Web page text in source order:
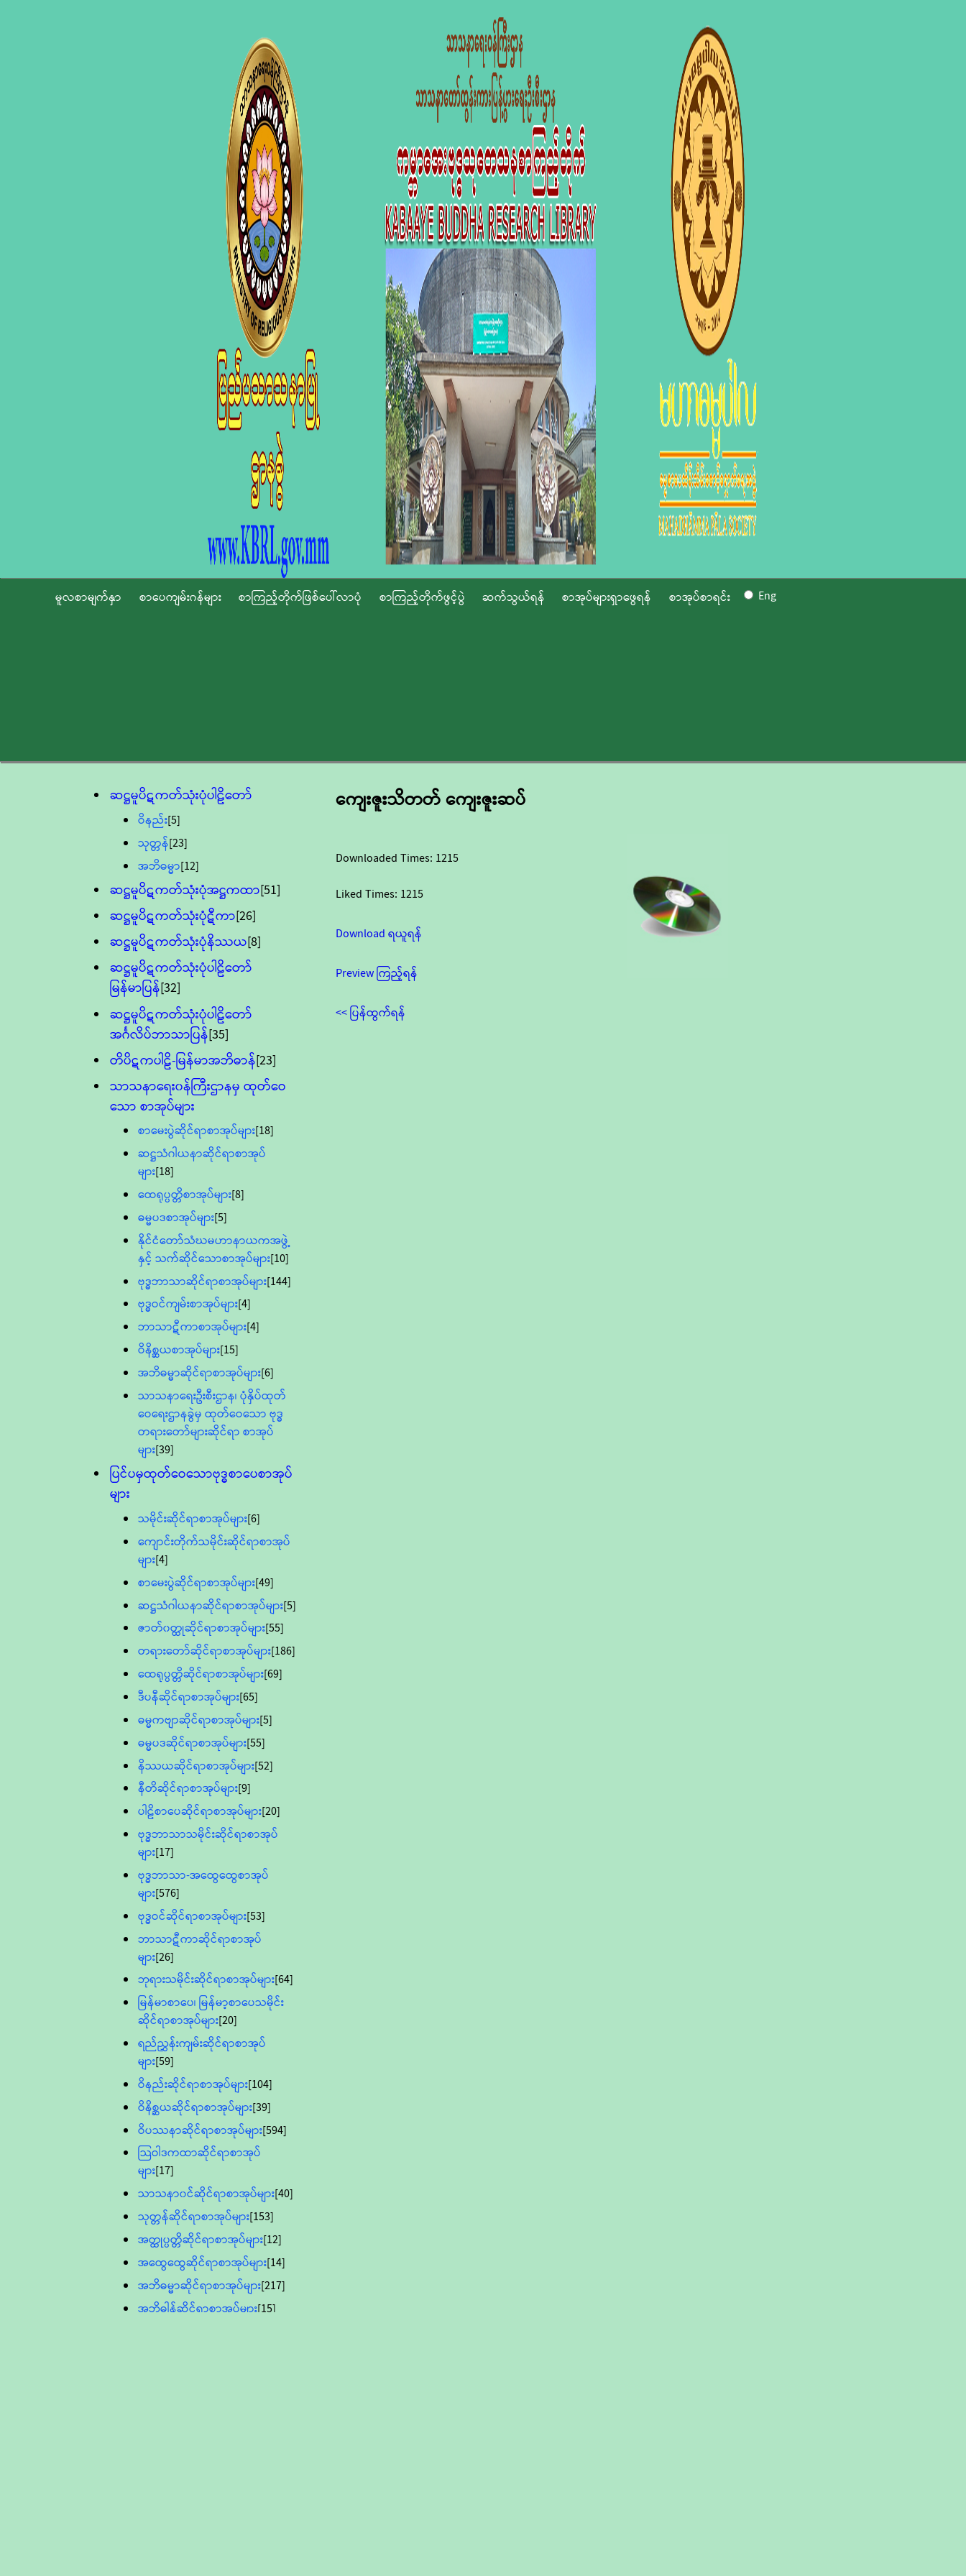
မူလစာမျက်နှာ စာပေကျမ်းဂန်များ စာကြည့်တိုက်ဖြစ်ပေါ်လာပုံ စာကြည့်တိုက်ဖွင့်ပွဲ ဆက်သွယ်ရန် စာအုပ်များရှာဖွေရန် စာအုပ်စာရင်း Eng
ဆဋ္ဌမူပိဋကတ်သုံးပုံပါဠိတော်
ဝိနည်း[5]
သုတ္တန်[23]
အဘိဓမ္မာ[12]
ဆဋ္ဌမူပိဋကတ်သုံးပုံအဋ္ဌကထာ[51]
ဆဋ္ဌမူပိဋကတ်သုံးပုံဋီကာ[26]
ဆဋ္ဌမူပိဋကတ်သုံးပုံနိဿယ[8]
ဆဋ္ဌမူပိဋကတ်သုံးပုံပါဠိတော်
မြန်မာပြန်[32]
ဆဋ္ဌမူပိဋကတ်သုံးပုံပါဠိတော်
အင်္ဂလိပ်ဘာသာပြန်[35]
တိပိဋကပါဠိ-မြန်မာအဘိဓာန်[23]
သာသနာရေး၀န်ကြီးဌာနမှ ထုတ်ဝေ
သော စာအုပ်များ
စာမေးပွဲဆိုင်ရာစာအုပ်များ[18]
ဆဋ္ဌသံဂါယနာဆိုင်ရာစာအုပ်
များ[18]
ထေရုပ္ပတ္တိစာအုပ်များ[8]
ဓမ္မပဒစာအုပ်များ[5]
နိုင်ငံတော်သံဃမဟာနာယကအဖွဲ့
နှင့် သက်ဆိုင်သောစာအုပ်များ[10]
ဗုဒ္ဓဘာသာဆိုင်ရာစာအုပ်များ[144]
ဗုဒ္ဓဝင်ကျမ်းစာအုပ်များ[4]
ဘာသာဋီကာစာအုပ်များ[4]
ဝိနိစ္ဆယစာအုပ်များ[15]
အဘိဓမ္မာဆိုင်ရာစာအုပ်များ[6]
သာသနာရေးဦးစီးဌာန၊ ပုံနှိပ်ထုတ်
ဝေရေးဌာနခွဲမှ ထုတ်ဝေသော ဗုဒ္ဓ
တရားတော်များဆိုင်ရာ စာအုပ်
များ[39]
ပြင်ပမှထုတ်ဝေသောဗုဒ္ဓစာပေစာအုပ်
များ
သမိုင်းဆိုင်ရာစာအုပ်များ[6]
ကျောင်းတိုက်သမိုင်းဆိုင်ရာစာအုပ်
များ[4]
စာမေးပွဲဆိုင်ရာစာအုပ်များ[49]
ဆဋ္ဌသံဂါယနာဆိုင်ရာစာအုပ်များ[5]
ဇာတ်၀တ္ထုဆိုင်ရာစာအုပ်များ[55]
တရားတော်ဆိုင်ရာစာအုပ်များ[186]
ထေရုပ္ပတ္တိဆိုင်ရာစာအုပ်များ[69]
ဒီပနီဆိုင်ရာစာအုပ်များ[65]
ဓမ္မကဗျာဆိုင်ရာစာအုပ်များ[5]
ဓမ္မပဒဆိုင်ရာစာအုပ်များ[55]
နိဿယဆိုင်ရာစာအုပ်များ[52]
နီတိဆိုင်ရာစာအုပ်များ[9]
ပါဠိစာပေဆိုင်ရာစာအုပ်များ[20]
ဗုဒ္ဓဘာသာသမိုင်းဆိုင်ရာစာအုပ်
များ[17]
ဗုဒ္ဓဘာသာ-အထွေထွေစာအုပ်
များ[576]
ဗုဒ္ဓဝင်ဆိုင်ရာစာအုပ်များ[53]
ဘာသာဋီကာဆိုင်ရာစာအုပ်
များ[26]
ဘုရားသမိုင်းဆိုင်ရာစာအုပ်များ[64]
မြန်မာစာပေ၊ မြန်မာ့စာပေသမိုင်း
ဆိုင်ရာစာအုပ်များ[20]
ရည်ညွှန်းကျမ်းဆိုင်ရာစာအုပ်
များ[59]
ဝိနည်းဆိုင်ရာစာအုပ်များ[104]
ဝိနိစ္ဆယဆိုင်ရာစာအုပ်များ[39]
ဝိပဿနာဆိုင်ရာစာအုပ်များ[594]
သြဝါဒကထာဆိုင်ရာစာအုပ်
များ[17]
သာသနာ၀င်ဆိုင်ရာစာအုပ်များ[40]
သုတ္တန်ဆိုင်ရာစာအုပ်များ[153]
အတ္ထုပ္ပတ္တိဆိုင်ရာစာအုပ်များ[12]
အထွေထွေဆိုင်ရာစာအုပ်များ[14]
အဘိဓမ္မာဆိုင်ရာစာအုပ်များ[217]
အဘိဓါန်ဆိုင်ရာစာအုပ်များ[15]
ကျေးဇူးသိတတ် ကျေးဇူးဆပ်
Downloaded Times: 1215
Liked Times: 1215
Download ရယူရန်
Preview ကြည့်ရန်
<< ပြန်ထွက်ရန်